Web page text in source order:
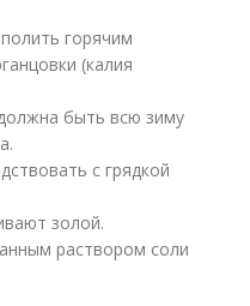
горячим
(калия
быть всю зиму
с грядкой
золой.
раствором соли